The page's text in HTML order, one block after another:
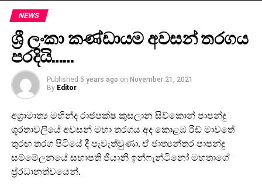
NEWS
ශ්‍රී ලංකා කණ්ඩායම අවසන් තරගය
පරදියි……
Published 5 years ago on November 21, 2021
By Editor
අග්‍රාමාත්‍ය මහින්ද රාජපක්ෂ කුසලාන සිව්කොන් පාපන්දු
ශූරතාවලියේ අවසන් මහා තරගය අද කොළඹ රීඩ් මාවතේ
තුරඟ තරග පිටියේ දී පැවැත්වුණා. ඒ ජාත්‍යන්තර පාපන්දු
සම්මේලනයේ සභාපති ජියානි ඉන්ෆැන්ටිනෝ මහතාගේ
ප්‍ර්‍රධානත්වයෙන්.